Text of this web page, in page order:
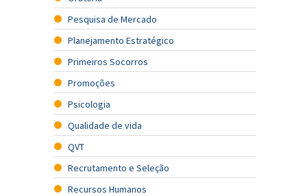
Pesquisa de Mercado
Planejamento Estratégico
Primeiros Socorros
Promoções
Psicologia
Qualidade de vida
QVT
Recrutamento e Seleção
Recursos Humanos